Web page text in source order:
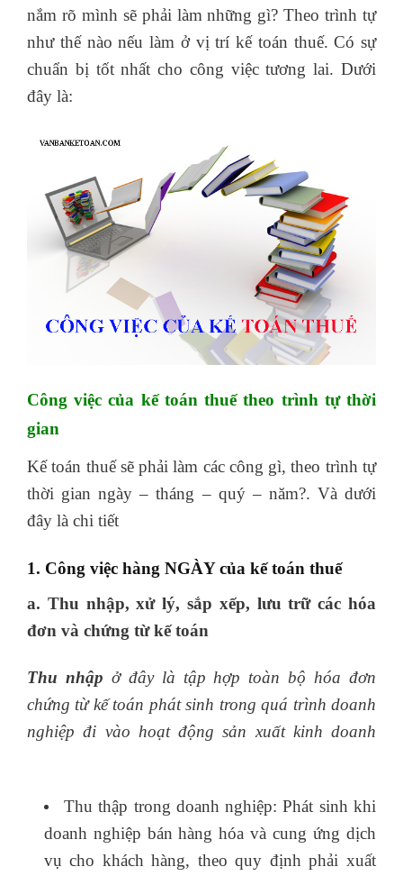
nắm rõ mình sẽ phải làm những gì? Theo trình tự
như thế nào nếu làm ở vị trí kế toán thuế. Có sự
chuẩn bị tốt nhất cho công việc tương lai. Dưới
đây là:
Công việc của kế toán thuế theo trình tự thời
gian
Kế toán thuế sẽ phải làm các công gì, theo trình tự
thời gian ngày – tháng – quý – năm?. Và dưới
đây là chi tiết
1. Công việc hàng NGÀY của kế toán thuế
a. Thu nhập, xử lý, sắp xếp, lưu trữ các hóa
đơn và chứng từ kế toán
Thu nhập ở đây là tập hợp toàn bộ hóa đơn
chứng từ kế toán phát sinh trong quá trình doanh
nghiệp đi vào hoạt động sản xuất kinh doanh
Thu thập trong doanh nghiệp: Phát sinh khi
doanh nghiệp bán hàng hóa và cung ứng dịch
vụ cho khách hàng, theo quy định phải xuất